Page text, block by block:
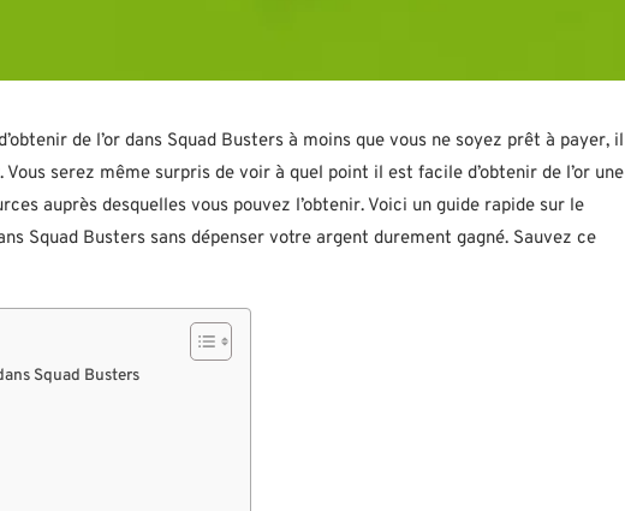
de l’or dans Squad Busters à moins que vous ne soyez prêt à payer, il
Vous serez même surpris de voir à quel point il est facile d’obtenir de l’or une
auprès desquelles vous pouvez l’obtenir. Voici un guide rapide sur le
Squad Busters sans dépenser votre argent durement gagné. Sauvez ce
Squad Busters